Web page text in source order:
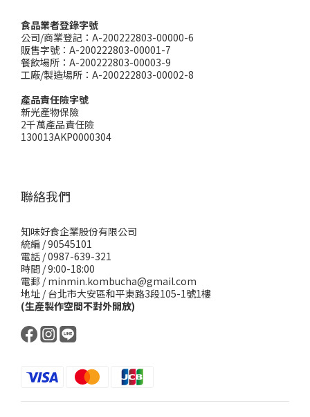
食品業者登錄字號
公司/商業登記：A-200222803-00000-6
販售字號：A-200222803-00001-7
餐飲場所：A-200222803-00003-9
工廠/製造場所：A-200222803-00002-8
產品責任險字號
新光產物保險
2千萬產品責任險
130013AKP0000304
聯絡我們
知味好食企業股份有限公司
統編 / 90545101
電話 / 0987-639-321
時間 / 9:00-18:00
電郵 / minmin.kombucha@gmail.com
地址 / 台北市大安區和平東路3段105-1號1樓
(生產製作空間不對外開放)